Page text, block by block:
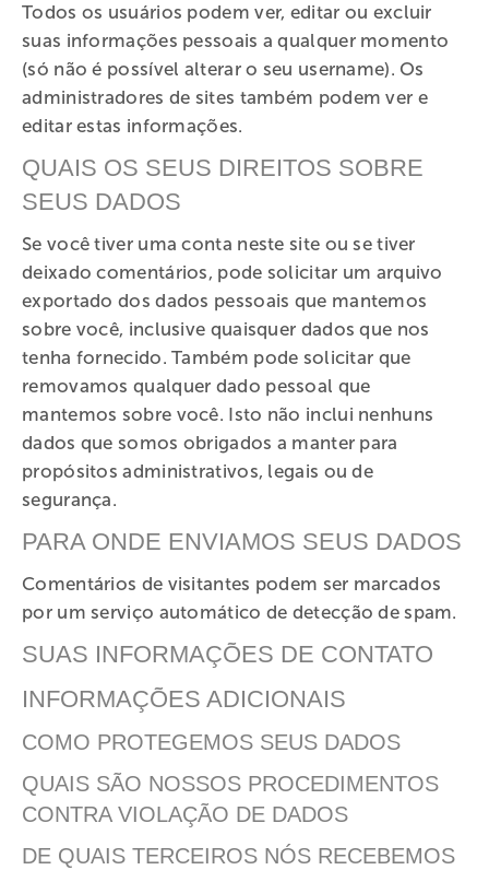
Todos os usuários podem ver, editar ou excluir
suas informações pessoais a qualquer momento
(só não é possível alterar o seu username). Os
administradores de sites também podem ver e
editar estas informações.
QUAIS OS SEUS DIREITOS SOBRE
SEUS DADOS
Se você tiver uma conta neste site ou se tiver
deixado comentários, pode solicitar um arquivo
exportado dos dados pessoais que mantemos
sobre você, inclusive quaisquer dados que nos
tenha fornecido. Também pode solicitar que
removamos qualquer dado pessoal que
mantemos sobre você. Isto não inclui nenhuns
dados que somos obrigados a manter para
propósitos administrativos, legais ou de
segurança.
PARA ONDE ENVIAMOS SEUS DADOS
Comentários de visitantes podem ser marcados
por um serviço automático de detecção de spam.
SUAS INFORMAÇÕES DE CONTATO
INFORMAÇÕES ADICIONAIS
COMO PROTEGEMOS SEUS DADOS
QUAIS SÃO NOSSOS PROCEDIMENTOS
CONTRA VIOLAÇÃO DE DADOS
DE QUAIS TERCEIROS NÓS RECEBEMOS